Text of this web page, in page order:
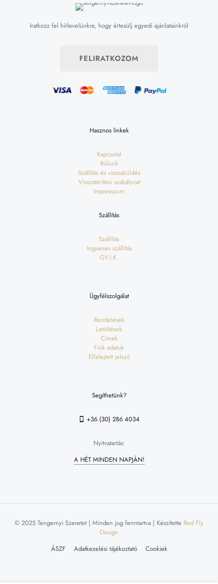
Iratkozz fel hírlevelünkre, hogy értesülj egyedi ajánlatainkról
FELIRATKOZOM
Hasznos linkek
Kapcsolat
Rólunk
Szállítás és visszaküldés
Visszatérítési szabályzat
Impresszum
Szállítás
Szállítás
Ingyenes szállítás
GY.I.K.
Ügyfélszolgálat
Rendelések
Letöltések
Címek
Fiók adatok
Elfelejtett jelszó
Segíthetünk?
+36 (30) 286 4034
Nyitvatartás:
A HÉT MINDEN NAPJÁN!
© 2025 Tengernyi Szeretet | Minden jog fenntartva | Készítette Red Fly
Design
ÁSZF
Adatkezelési tájékoztató Cookiek